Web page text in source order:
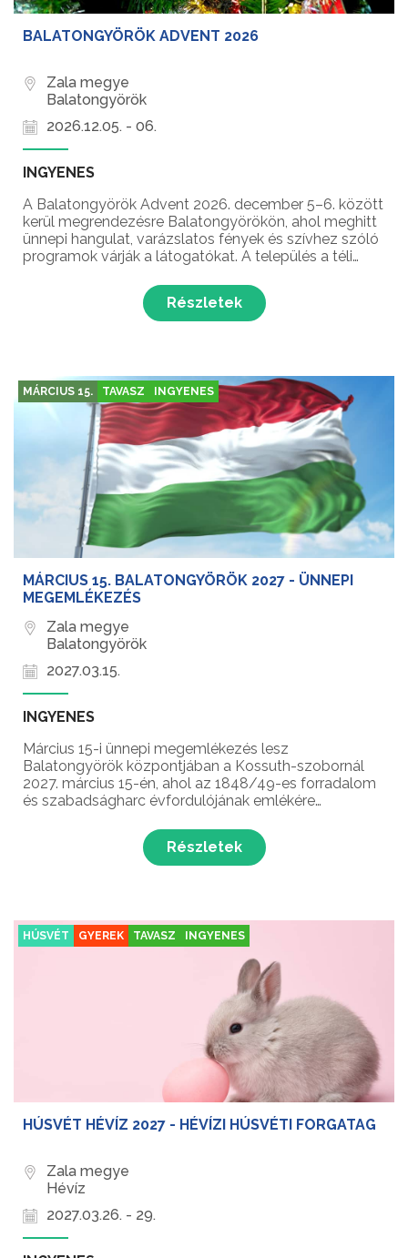
BALATONGYÖRÖK ADVENT 2026
Zala megye
Balatongyörök
2026.12.05. - 06.
INGYENES
A Balatongyörök Advent 2026. december 5–6. között
kerül megrendezésre Balatongyörökön, ahol meghitt
ünnepi hangulat, varázslatos fények és szívhez szóló
programok várják a látogatókat. A település a téli
karácsony közeledtével ünnepi díszbe öltözik, é...
Részletek
MÁRCIUS 15. TAVASZ INGYENES
MÁRCIUS 15. BALATONGYÖRÖK 2027 - ÜNNEPI
MEGEMLÉKEZÉS
Zala megye
Balatongyörök
2027.03.15.
INGYENES
Március 15-i ünnepi megemlékezés lesz
Balatongyörök központjában a Kossuth-szobornál
2027. március 15-én, ahol az 1848/49-es forradalom
és szabadságharc évfordulójának emlékére
Részletek
HÚSVÉT GYEREK TAVASZ INGYENES
HÚSVÉT HÉVÍZ 2027 - HÉVÍZI HÚSVÉTI FORGATAG
Zala megye
Hévíz
2027.03.26. - 29.